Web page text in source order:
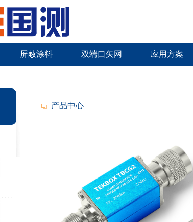
屏蔽涂料 双端口矢网 应用方案
产品中心